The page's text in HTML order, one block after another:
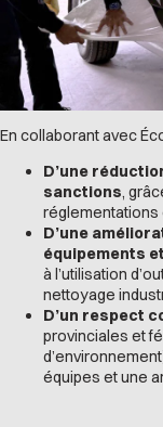
En collaborant avec
D’une
sanctions,
réglementations
D’une
équipements
à l’utilisation
nettoyage
D’un respect
provinciales et
équipes et une